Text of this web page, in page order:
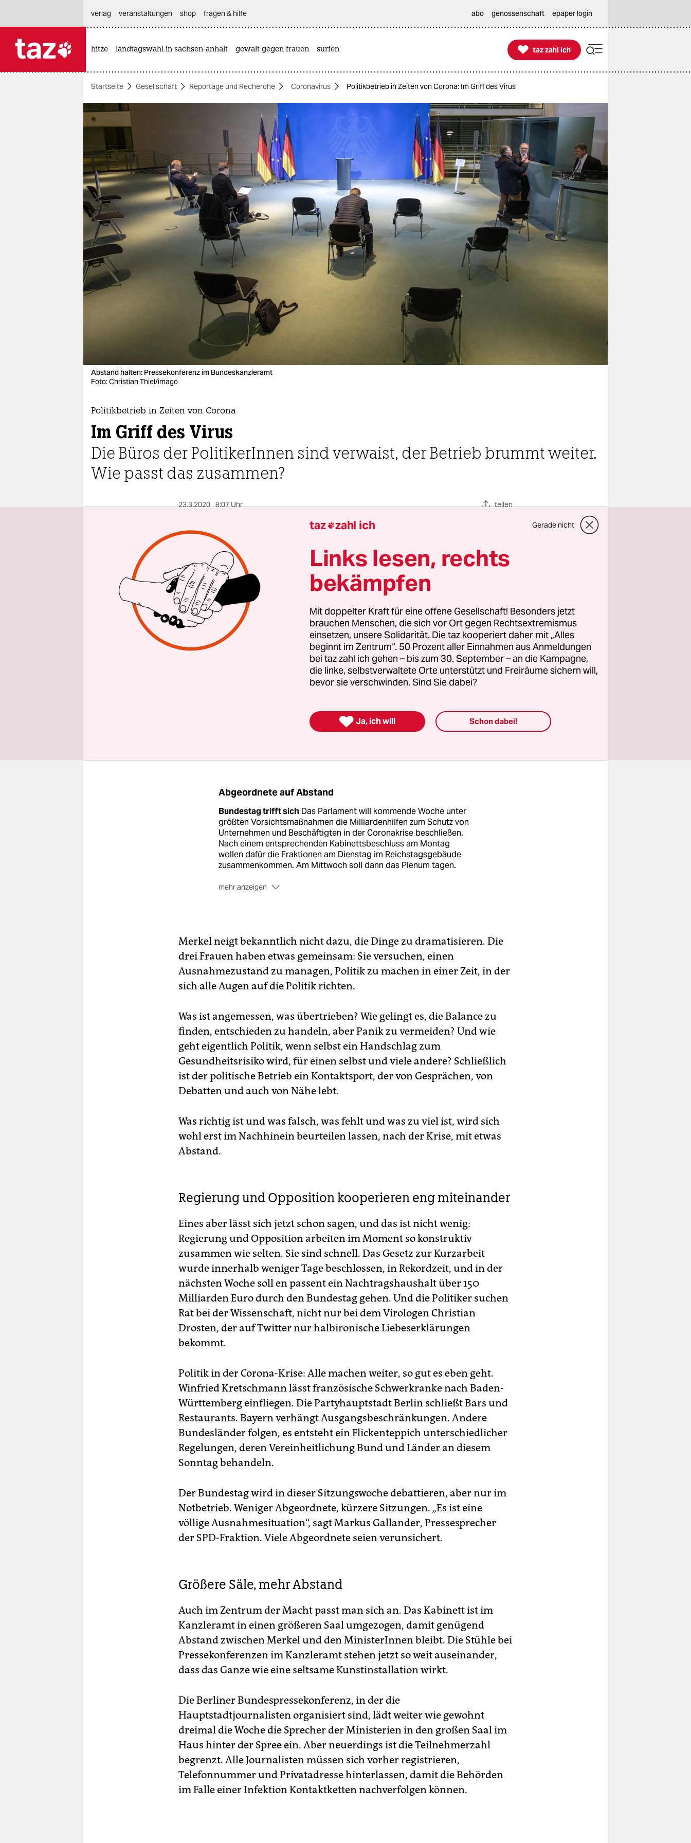
themen
politik
gesellschaft
kultur
sport
berlin
nord
wahrheit
verlag
fragen & hilfe
abo
verlag
veranstaltungen shop fragen & hilfe abo genossenschaft epaper login
hitze landtagswahl in sachsen-anhalt gewalt gegen frauen surfen 
taz zahl ich
taz zahl ich
Startseite Gesellschaft Reportage und Recherche Coronavirus Politikbetrieb in Zeiten von Corona: Im Griff des Virus
Abstand halten: Pressekonferenz im Bundeskanzleramt
Foto: Christian Thiel/imago
Politikbetrieb in Zeiten von Corona
Im Griff des Virus
Die Büros der PolitikerInnen sind verwaist, der Betrieb brummt weiter.
Wie passt das zusammen?
23.3.2020 8:07 Uhr teilen
Katrin Göring-Eckardt sitzt in ihrem Haus in Brandenburg und
organisiert die Bundestagsfraktion der Grünen per
Videoschalte. Von morgens 8 Uhr bis abends 22 Uhr.
Linken-Chefin Katja Kipping hilft ihrer Tochter zu Hause bei den
Schulaufgaben und liest am Laptop E-Mails aus der Politik, immer
Kanzlerin Angela Merkel bläut den Deutschen per Fernsehansprache
ein, wie bitter ernst die Lage ist. Eine solche Herausforderung, sagt sie,
Abgeordnete auf Abstand
Bundestag trifft sichDas Parlament will kommende Woche unter
größten Vorsichtsmaßnahmen die Milliardenhilfen zum Schutz von
Unternehmen und Beschäftigten in der Coronakrise beschließen.
Nach einem entsprechenden Kabinettsbeschluss am Montag
wollen dafür die Fraktionen am Dienstag im Reichstagsgebäude
zusammenkommen. Am Mittwoch soll dann das Plenum tagen.
mehr anzeigen
müssen zustimmen.
Abstand haltenVorgesehen ist, dass die Sitzungswoche auf zwei
Präsenztage reduziert wird. Abgeordnete, die unter Quarantäne
stehen, einer Risikogruppe angehören oder Kontakt zu einer
infizierten Person hatten, sollen nicht nach Berlin kommen. Die
Merkel neigt bekanntlich nicht dazu, die Dinge zu dramatisieren. Die
drei Frauen haben etwas gemeinsam: Sie versuchen, einen
Ausnahmezustand zu managen, Politik zu machen in einer Zeit, in der
sich alle Augen auf die Politik richten.
Was ist angemessen, was übertrieben? Wie gelingt es, die Balance zu
finden, entschieden zu handeln, aber Panik zu vermeiden? Und wie
geht eigentlich Politik, wenn selbst ein Handschlag zum
Gesundheitsrisiko wird, für einen selbst und viele andere? Schließlich
ist der politische Betrieb ein Kontaktsport, der von Gesprächen, von
Debatten und auch von Nähe lebt.
Was richtig ist und was falsch, was fehlt und was zu viel ist, wird sich
wohl erst im Nachhinein beurteilen lassen, nach der Krise, mit etwas
Abstand.
Regierung und Opposition kooperieren eng miteinander
Eines aber lässt sich jetzt schon sagen, und das ist nicht wenig:
Regierung und Opposition arbeiten im Moment so konstruktiv
zusammen wie selten. Sie sind schnell. Das Gesetz zur Kurzarbeit
wurde innerhalb weniger Tage beschlossen, in Rekordzeit, und in der
nächsten Woche soll en passent ein Nachtragshaushalt über 150
Milliarden Euro durch den Bundestag gehen. Und die Politiker suchen
Rat bei der Wissenschaft, nicht nur bei dem Virologen Christian
Drosten, der auf Twitter nur halbironische Liebeserklärungen
bekommt.
Politik in der Corona-Krise: Alle machen weiter, so gut es eben geht.
Winfried Kretschmann lässt französische Schwerkranke nach Baden-
Württemberg einfliegen. Die Partyhauptstadt Berlin schließt Bars und
Restaurants. Bayern verhängt Ausgangsbeschränkungen. Andere
Bundesländer folgen, es entsteht ein Flickenteppich unterschiedlicher
Regelungen, deren Vereinheitlichung Bund und Länder an diesem
Sonntag behandeln.
Der Bundestag wird in dieser Sitzungswoche debattieren, aber nur im
Notbetrieb. Weniger Abgeordnete, kürzere Sitzungen. „Es ist eine
völlige Ausnahmesituation“, sagt Markus Gallander, Pressesprecher
der SPD-Fraktion. Viele Abgeordnete seien verunsichert.
Größere Säle, mehr Abstand
Auch im Zentrum der Macht passt man sich an. Das Kabinett ist im
Kanzleramt in einen größeren Saal umgezogen, damit genügend
Abstand zwischen Merkel und den MinisterInnen bleibt. Die Stühle bei
Pressekonferenzen im Kanzleramt stehen jetzt so weit auseinander,
dass das Ganze wie eine seltsame Kunstinstallation wirkt.
Die Berliner Bundespressekonferenz, in der die
Hauptstadtjournalisten organisiert sind, lädt weiter wie gewohnt
dreimal die Woche die Sprecher der Ministerien in den großen Saal im
Haus hinter der Spree ein. Aber neuerdings ist die Teilnehmerzahl
begrenzt. Alle Journalisten müssen sich vorher registrieren,
Telefonnummer und Privatadresse hinterlassen, damit die Behörden
im Falle einer Infektion Kontaktketten nachverfolgen können.
taz zahl ich Gerade nicht
Links lesen, rechts
bekämpfen
Mit doppelter Kraft für eine offene Gesellschaft! Besonders jetzt
brauchen Menschen, die sich vor Ort gegen Rechtsextremismus
einsetzen, unsere Solidarität. Die taz kooperiert daher mit „Alles
beginnt im Zentrum“. 50 Prozent aller Einnahmen aus Anmeldungen
bei taz zahl ich gehen – bis zum 30. September – an die Kampagne,
die linke, selbstverwaltete Orte unterstützt und Freiräume sichern will,
bevor sie verschwinden. Sind Sie dabei?
 Ja, ich will Schon dabei!